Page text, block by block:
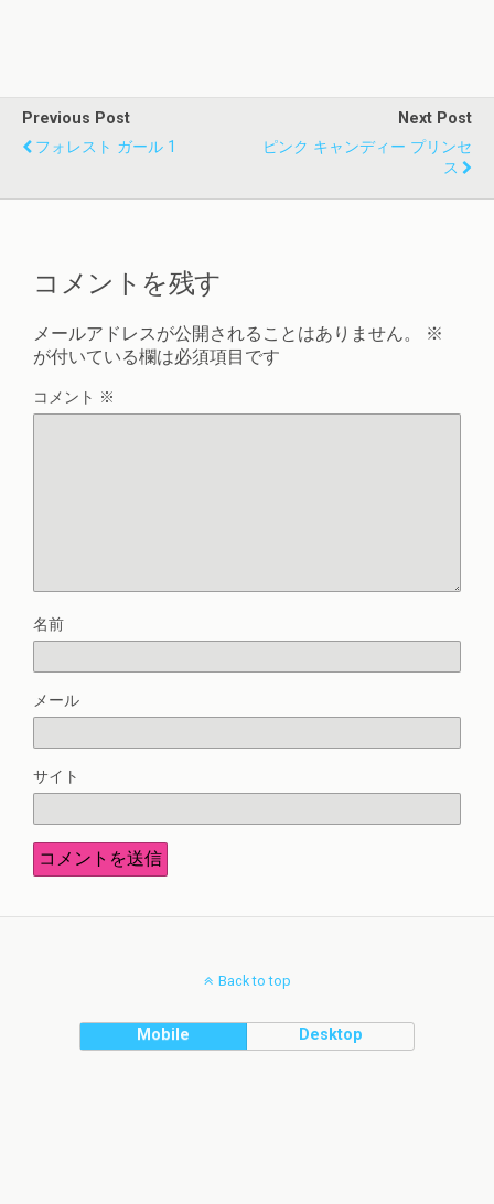
Previous Post
フォレスト ガール 1
Next Post
ピンク キャンディー プリンセ
ス
コメントを残す
メールアドレスが公開されることはありません。
※
が付いている欄は必須項目です
コメント ※
名前
メール
サイト
Back to top
Mobile Desktop